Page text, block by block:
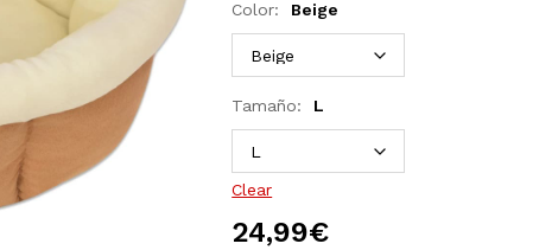
Color: Beige
Tamaño: L
Clear
24,99€